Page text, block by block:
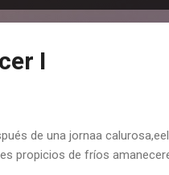
I
de una jornaa
propicios de fríos